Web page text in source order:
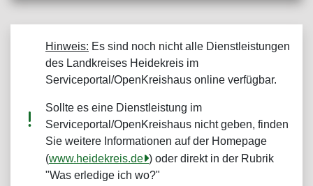
Hinweis: Es sind noch nicht alle Dienstleistungen
des Landkreises Heidekreis im
Serviceportal/OpenKreishaus online verfügbar.
Sollte es eine Dienstleistung im
Serviceportal/OpenKreishaus nicht geben, finden
Sie weitere Informationen auf der Homepage
(www.heidekreis.de ) oder direkt in der Rubrik
"Was erledige ich wo?"